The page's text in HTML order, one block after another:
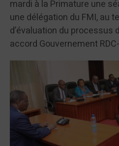
mardi à la Primature une
une délégation du FMI, au
d’évaluation du processus
accord Gouvernement